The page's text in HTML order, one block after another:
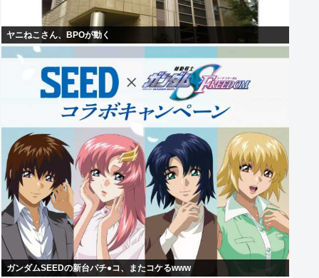
ヤニねこさん、BPOが動く
ガンダムSEEDの新台パチ●コ、またコケるwww